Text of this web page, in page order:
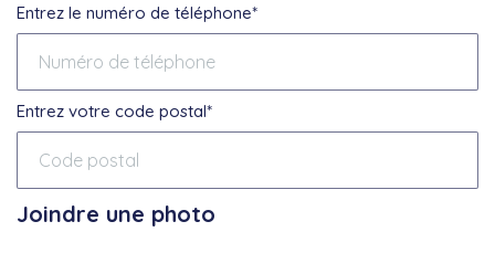
Entrez le numéro de téléphone*
Entrez votre code postal*
Joindre une photo